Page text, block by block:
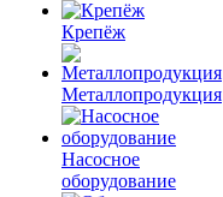
Крепёж
Металлопродукция
Насосное
оборудование